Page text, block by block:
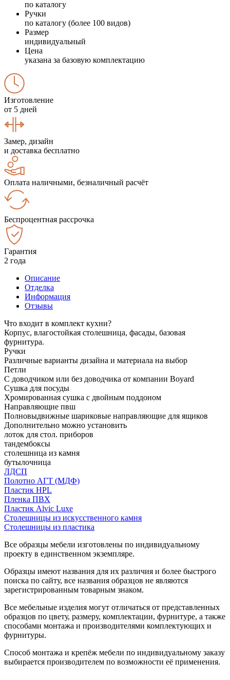
по каталогу
Ручки
по каталогу (более 100 видов)
Размер
индивидуальный
Цена
указана за базовую комплектацию
Изготовление
от 5 дней
Замер, дизайн
и доставка бесплатно
Оплата наличными, безналичный расчёт
Беспроцентная рассрочка
Гарантия
2 года
Описание
Отделка
Информация
Отзывы
Что входит в комплект кухни?
Корпус, влагостойкая столешница, фасады, базовая
фурнитура.
Ручки
Различные варианты дизайна и материала на выбор
Петли
С доводчиком или без доводчика от компании Boyard
Сушка для посуды
Хромированная сушка с двойным поддоном
Направляющие пвш
Полновыдвижные шариковые направляющие для ящиков
Дополнительно можно установить
лоток для стол. приборов
тандембоксы
столешница из камня
бутылочница
ЛДСП
Полотно АГТ (МДФ)
Пластик HPL
Пленка ПВХ
Пластик Alvic Luxe
Столешницы из искусственного камня
Столешницы из пластика
Все образцы мебели изготовлены по индивидуальному
проекту в единственном экземпляре.
Образцы имеют названия для их различия и более быстрого
поиска по сайту, все названия образцов не являются
зарегистрированным товарным знаком.
Все мебельные изделия могут отличаться от представленных
образцов по цвету, размеру, комплектации, фурнитуре, а также
способами монтажа и производителями комплектующих и
фурнитуры.
Способ монтажа и крепёж мебели по индивидуальному заказу
выбирается производителем по возможности её применения.